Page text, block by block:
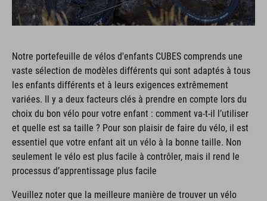
Notre portefeuille de vélos d'enfants CUBES comprends une
vaste sélection de modèles différents qui sont adaptés à tous
les enfants différents et à leurs exigences extrêmement
variées. Il y a deux facteurs clés à prendre en compte lors du
choix du bon vélo pour votre enfant : comment va-t-il l’utiliser
et quelle est sa taille ? Pour son plaisir de faire du vélo, il est
essentiel que votre enfant ait un vélo à la bonne taille. Non
seulement le vélo est plus facile à contrôler, mais il rend le
processus d’apprentissage plus facile
Veuillez noter que la meilleure manière de trouver un vélo